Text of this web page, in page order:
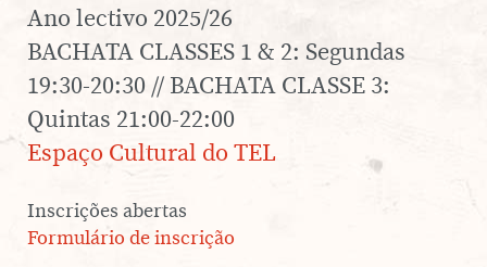
EMRAIZART 3ª EDIÇÃO
OUTONO
EMRAIZART 2ª EDIÇÃO
EMRAIZART 1ª EDIÇÃO
SERVIÇO EDUCATIVO
Ano lectivo 2025/26
BACHATA CLASSES 1 & 2: Segundas
19:30-20:30 // BACHATA CLASSE 3:
Quintas 21:00-22:00
Espaço Cultural do TEL
Inscrições abertas
Formulário de inscrição